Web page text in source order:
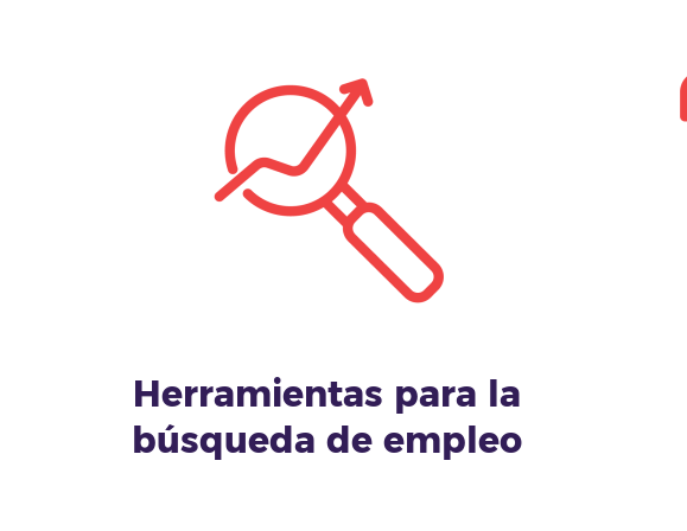
Herramientas para la
búsqueda de empleo